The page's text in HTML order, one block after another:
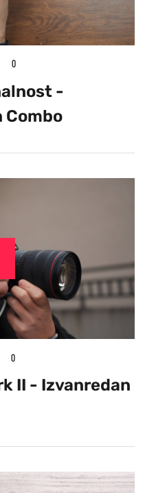
0
-
Combo
0
II - Izvanredan